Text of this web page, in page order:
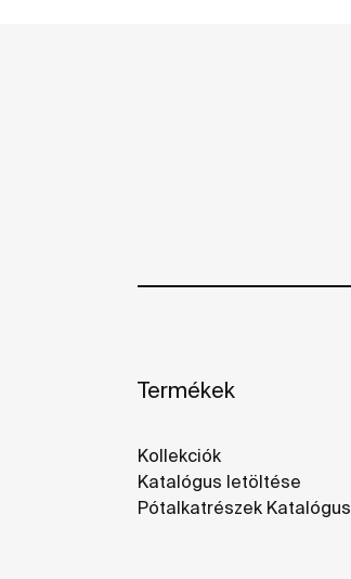
Termékek
Kollekciók
Katalógus letöltése
Pótalkatrészek Katalógus